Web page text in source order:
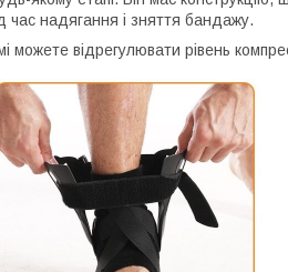
час надягання і зняття бандажу.
відрегулювати рівень